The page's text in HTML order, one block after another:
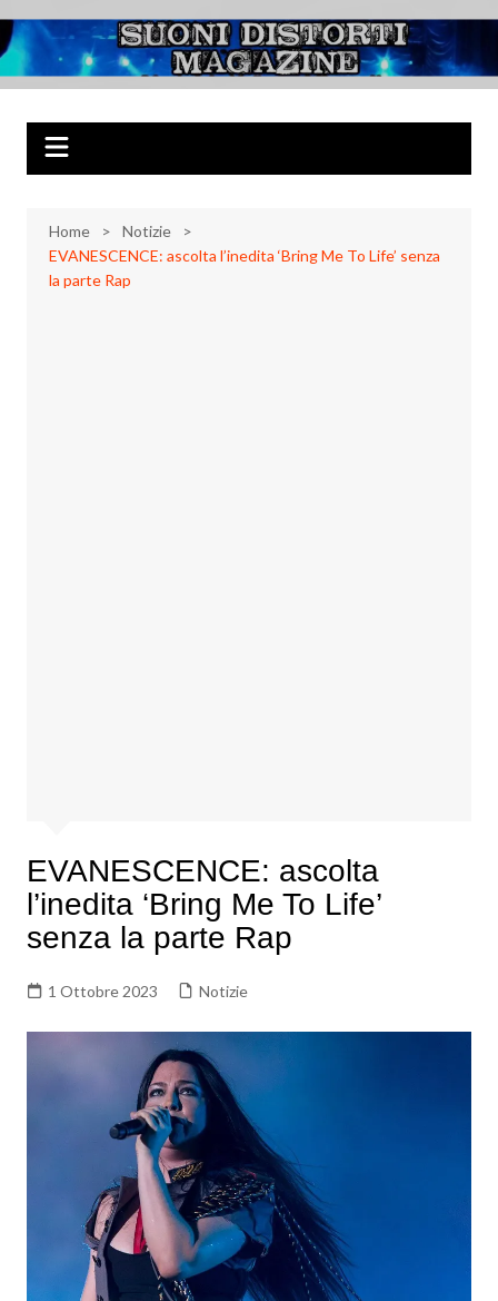
al
contenuto
Suoni Distorti
Magazine
Musica Rock, Metal, Punk e varie sonorità alternative
Home
Notizie
EVANESCENCE: ascolta l’inedita ‘Bring Me To Life’ senza
la parte Rap
EVANESCENCE: ascolta
l’inedita ‘Bring Me To Life’
senza la parte Rap
1 Ottobre 2023 Notizie